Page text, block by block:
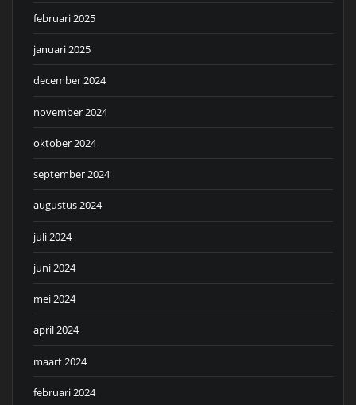
februari 2025
januari 2025
december 2024
november 2024
oktober 2024
september 2024
augustus 2024
juli 2024
juni 2024
mei 2024
april 2024
maart 2024
februari 2024